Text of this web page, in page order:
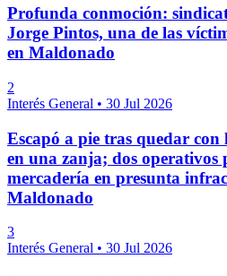
Profunda conmoción:
Jorge Pintos, una de las
en Maldonado
2
Interés General • 30 Jul 2026
Escapó a pie tras quedar con
en una zanja; dos
mercadería en presunta
Maldonado
3
Interés General • 30 Jul 2026